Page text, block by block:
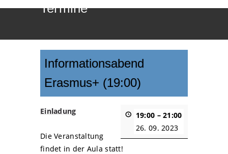
Termine
Informationsabend
Erasmus+ (19:00)
19:00 –21:00
26. 09. 2023
Einladung
Die Veranstaltung
findet in der Aula statt!